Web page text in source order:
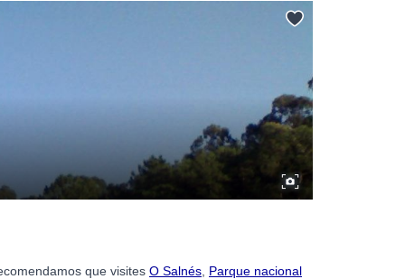
que visites O Salnés Parque nacional